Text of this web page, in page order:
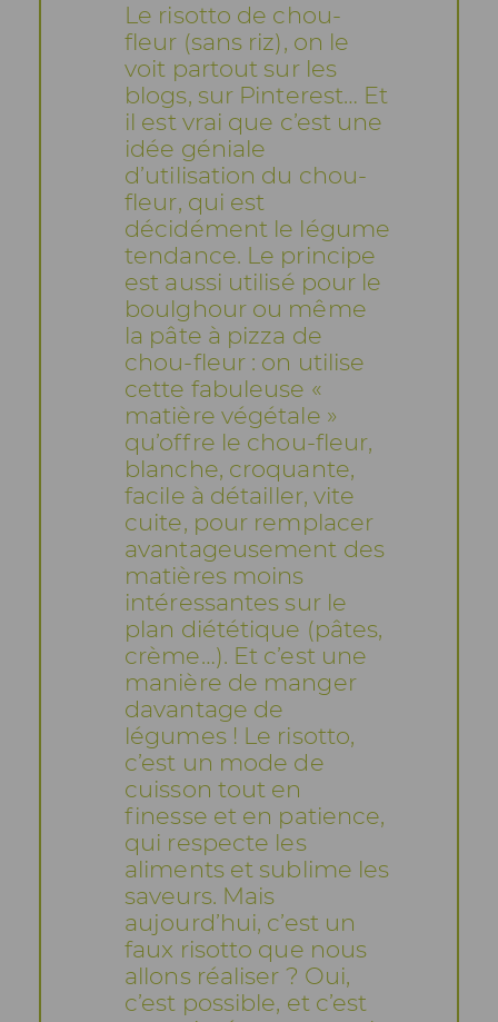
Le risotto de chou-
fleur (sans riz), on le
voit partout sur les
blogs, sur Pinterest… Et
il est vrai que c’est une
idée géniale
d’utilisation du chou-
fleur, qui est
décidément le légume
tendance. Le principe
est aussi utilisé pour le
boulghour ou même
la pâte à pizza de
chou-fleur : on utilise
cette fabuleuse «
matière végétale »
qu’offre le chou-fleur,
blanche, croquante,
facile à détailler, vite
cuite, pour remplacer
avantageusement des
matières moins
intéressantes sur le
plan diététique (pâtes,
crème…). Et c’est une
manière de manger
davantage de
légumes ! Le risotto,
c’est un mode de
cuisson tout en
finesse et en patience,
qui respecte les
aliments et sublime les
saveurs. Mais
aujourd’hui, c’est un
faux risotto que nous
allons réaliser ? Oui,
c’est possible, et c’est